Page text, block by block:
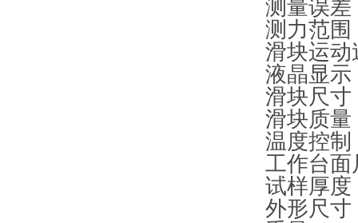
测量误差
测力范围
滑块运动
液晶显示
滑块尺寸
滑块质量
温度控制
工作台面
试样厚度
外形尺寸